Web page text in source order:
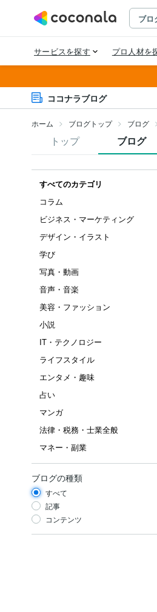
ココナラブログ
ホーム ブログトップ ブログ
トップ ブログ
すべてのカテゴリ
コラム
ビジネス・マーケティング
デザイン・イラスト
学び
写真・動画
音声・音楽
美容・ファッション
小説
IT・テクノロジー
ライフスタイル
エンタメ・趣味
占い
マンガ
法律・税務・士業全般
マネー・副業
ブログの種類
すべて
記事
コンテンツ